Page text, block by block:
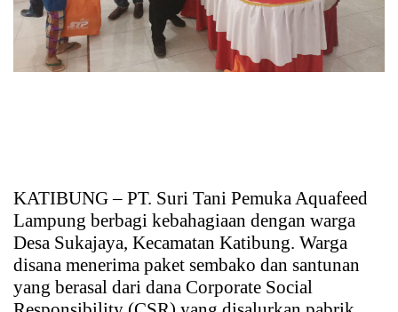
KATIBUNG – PT. Suri Tani Pemuka Aquafeed
Lampung berbagi kebahagiaan dengan warga
Desa Sukajaya, Kecamatan Katibung. Warga
disana menerima paket sembako dan santunan
yang berasal dari dana Corporate Social